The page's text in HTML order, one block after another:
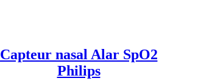
Capteur nasal Alar SpO2
Philips